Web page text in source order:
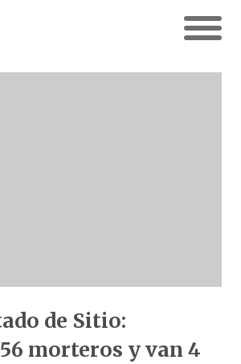
de Sitio:
morteros y van 4